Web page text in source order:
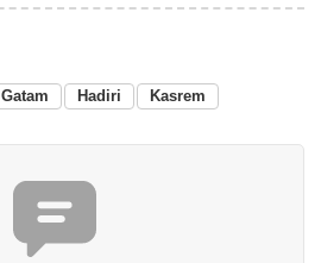
Gatam Hadiri Kasrem